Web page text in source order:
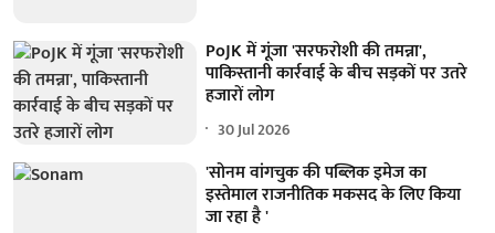
PoJK में गूंजा 'सरफरोशी की तमन्ना',
पाकिस्तानी कार्रवाई के बीच सड़कों पर उतरे
हजारों लोग
30 Jul 2026
'सोनम वांगचुक की पब्लिक इमेज का
इस्तेमाल राजनीतिक मकसद के लिए किया
जा रहा है '